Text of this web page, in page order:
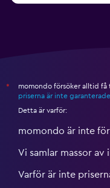
*
momondo försöker alltid
priserna är inte garanterade
Detta är varför:
momondo är inte
Vi samlar massor
Varför är inte